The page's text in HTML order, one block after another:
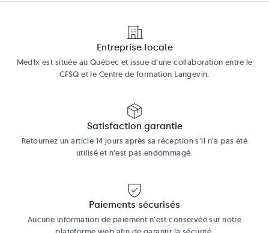
Entreprise locale
Med1x est située au Québec et issue d’une collaboration entre le
CFSQ et le Centre de formation Langevin.
Satisfaction garantie
Retournez un article 14 jours après sa réception s’il n’a pas été
utilisé et n’est pas endommagé.
Paiements sécurisés
Aucune information de paiement n’est conservée sur notre